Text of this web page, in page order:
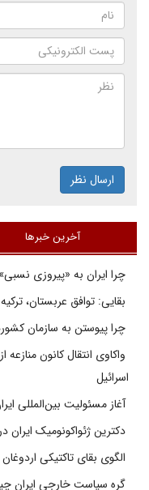
ارسال نظر
آخرین خبرها
چرا ایران به «پیروزی
بقایی: توافق عربستان،
چرا پیوستن به سازمان
واکاوی انتقال کانون منازعه
اسرائیل
آغاز مسئولیت بین‌المللی
دکترین ژئواکونومیک
الگوی بقای تاکتیکی
گره سیاست خارجی ایران